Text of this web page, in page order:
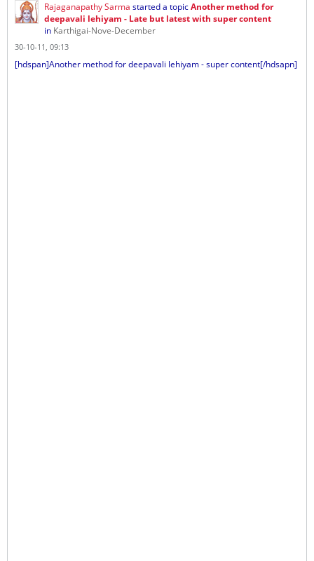
Rajaganapathy Sarma started a topicAnother method for
deepavali lehiyam - Late but latest with super content
in Karthigai-Nove-December
30-10-11, 09:13
[hdspan]Another method for deepavali lehiyam - super content[/hdsapn]